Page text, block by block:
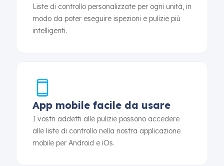
Liste di controllo personalizzate per ogni unità, in
modo da poter eseguire ispezioni e pulizie più
intelligenti.
App mobile facile da usare
I vostri addetti alle pulizie possono accedere
alle liste di controllo nella nostra applicazione
mobile per Android e iOs.